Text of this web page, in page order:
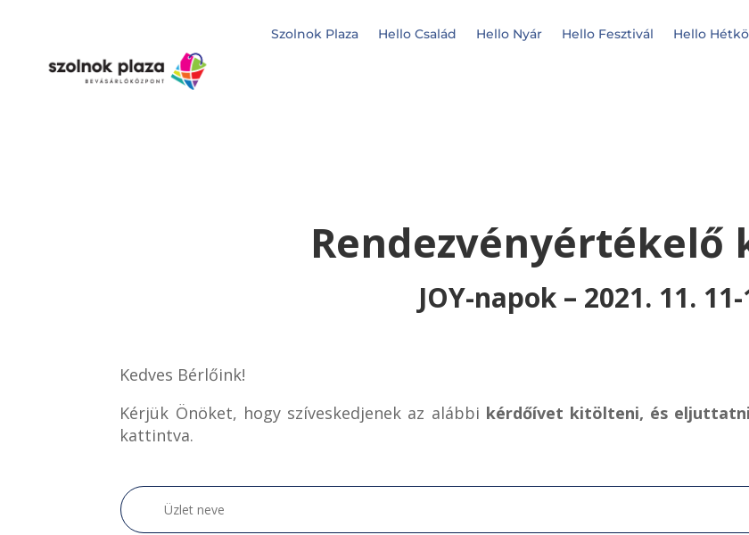
Szolnok Plaza Hello Család Hello Nyár Hello Fesztivál Hello
Rendezvényértékelő
JOY-napok – 2021. 11.
Kedves Bérlőink!
Kérjük Önöket, hogy szíveskedjenek az alábbi kérdőívet kitölteni, és
kattintva.